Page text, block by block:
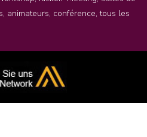
, animateurs, conférence,tous les